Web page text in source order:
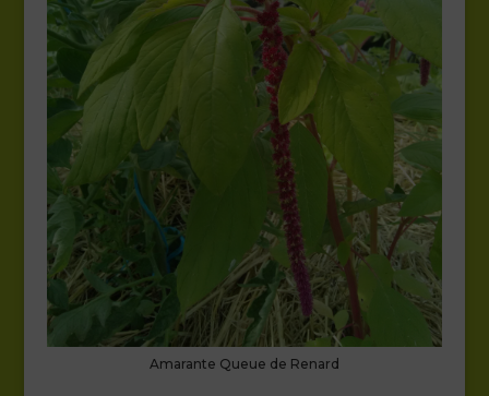
Amarante Queue de Renard